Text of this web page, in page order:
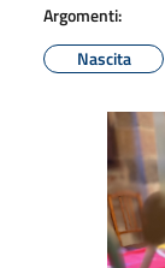
Argomenti:
Nascita